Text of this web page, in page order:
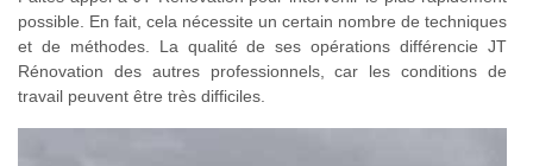
possible. En fait, cela nécessite un certain nombre de techniques
et de méthodes. La qualité de ses opérations différencie JT
Rénovation des autres professionnels, car les conditions de
travail peuvent être très difficiles.